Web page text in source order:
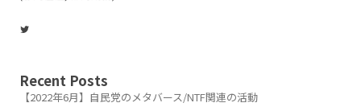
Twitter
Recent Posts
【2022年6月】自民党のメタバース/NTF関連の活動